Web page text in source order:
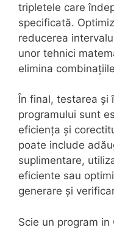
tripletele care
specificată.
reducerea
unor tehnici
elimina
În final, testarea și
programului sunt
eficiența și
poate include
suplimentare,
eficiente sau
generare și
Scie un program